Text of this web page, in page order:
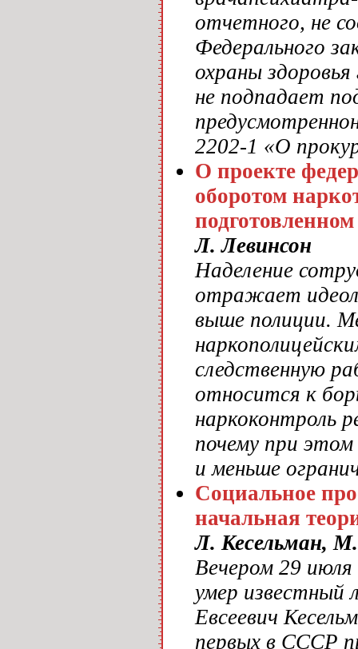
отчетного, не
Федерального
охраны
не подпадает
2202-1 «О
О проекте
оборотом
Л. Левинсон
Наделение
отражает
выше полиции.
следственную
относится к
наркоконтроль
почему при
и меньше
Социальное
начальная
Л. Кесельман,
Вечером 29
умер известный
Евсеевич
первых в СССР